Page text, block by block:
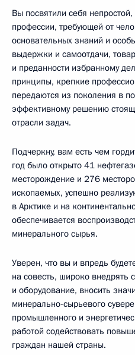
Вы посвятили себя
профессии, требующей от
основательных знаний и
выдержки и самоотдачи,
и преданности избранному
принципы, крепкие
передаются из поколения в
эффективному решению
отрасли задач.
Подчеркну, вам есть чем
год было открыто 41
месторождение и 276
ископаемых, успешно
в Арктике и на
обеспечивается
минерального сырья.
Уверен, что вы и впредь
на совесть, широко внедрять
и оборудование, вносить
минерально-сырьевого
промышленного и
работой содействовать
граждан нашей страны.